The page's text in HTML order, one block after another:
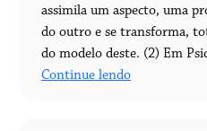
assimila um aspecto, uma
do outro e se transforma,
do modelo deste. (2) Em
Continue lendo